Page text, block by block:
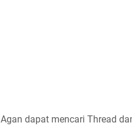
Agan dapat mencari Thread